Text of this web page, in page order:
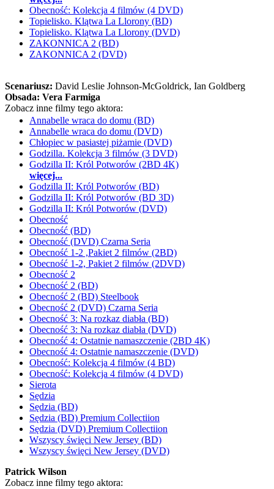
Obecność: Kolekcja 4 filmów (4 DVD)
Topielisko. Klątwa La Llorony (BD)
Topielisko. Klątwa La Llorony (DVD)
ZAKONNICA 2 (BD)
ZAKONNICA 2 (DVD)
Scenariusz: David Leslie Johnson-McGoldrick, Ian Goldberg
Obsada: Vera Farmiga
Zobacz inne filmy tego aktora:
Annabelle wraca do domu (BD)
Annabelle wraca do domu (DVD)
Chłopiec w pasiastej piżamie (DVD)
Godzilla. Kolekcja 3 filmów (3 DVD)
Godzilla II: Król Potworów (2BD 4K)
więcej...
Godzilla II: Król Potworów (BD)
Godzilla II: Król Potworów (BD 3D)
Godzilla II: Król Potworów (DVD)
Obecność
Obecność (BD)
Obecność (DVD) Czarna Seria
Obecność 1-2 ,Pakiet 2 filmów (2BD)
Obecność 1-2, Pakiet 2 filmów (2DVD)
Obecność 2
Obecność 2 (BD)
Obecność 2 (BD) Steelbook
Obecność 2 (DVD) Czarna Seria
Obecność 3: Na rozkaz diabła (BD)
Obecność 3: Na rozkaz diabła (DVD)
Obecność 4: Ostatnie namaszczenie (2BD 4K)
Obecność 4: Ostatnie namaszczenie (DVD)
Obecność: Kolekcja 4 filmów (4 BD)
Obecność: Kolekcja 4 filmów (4 DVD)
Sierota
Sędzia
Sędzia (BD)
Sędzia (BD) Premium Collectiion
Sędzia (DVD) Premium Collectiion
Wszyscy święci New Jersey (BD)
Wszyscy święci New Jersey (DVD)
Patrick Wilson
Zobacz inne filmy tego aktora: